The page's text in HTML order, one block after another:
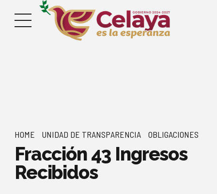
HOME UNIDAD DE TRANSPARENCIA OBLIGACIONES
Fracción 43 Ingresos
Recibidos